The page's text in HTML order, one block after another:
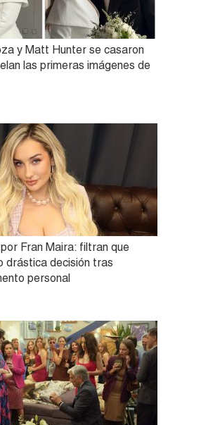
y Matt Hunter se casaron
las primeras imágenes de
Fran Maira: filtran que
drástica decisión tras
personal